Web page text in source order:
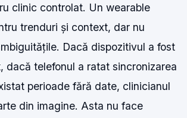
clinic controlat. Un wearable
trenduri și context, dar nu
Dacă dispozitivul a fost
dacă telefonul a ratat sincronizarea
perioade fără date, clinicianul
din imagine. Asta nu face